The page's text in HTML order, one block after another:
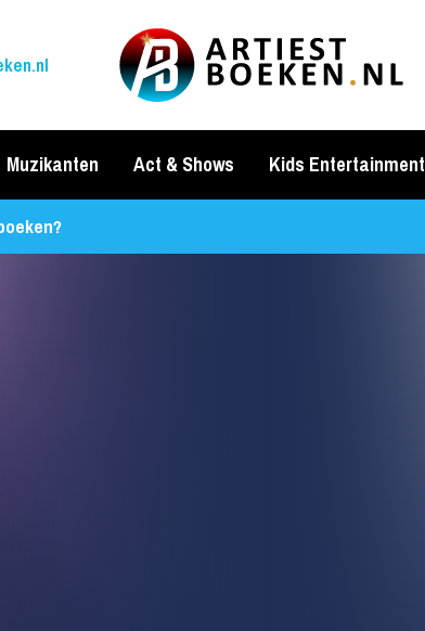
Muzikanten Act & Shows Kids Entertainment